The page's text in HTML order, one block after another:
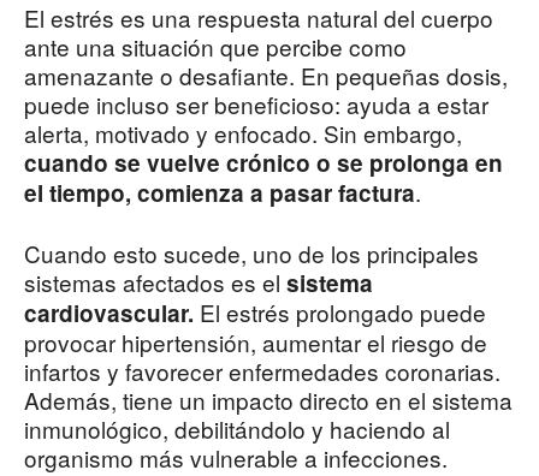
El estrés es una respuesta natural del cuerpo
ante una situación que percibe como
amenazante o desafiante. En pequeñas dosis,
puede incluso ser beneficioso: ayuda a estar
alerta, motivado y enfocado. Sin embargo,
cuando se vuelve crónico o se prolonga en
el tiempo, comienza a pasar factura.
Cuando esto sucede, uno de los principales
sistemas afectados es el sistema
cardiovascular. El estrés prolongado puede
provocar hipertensión, aumentar el riesgo de
infartos y favorecer enfermedades coronarias.
Además, tiene un impacto directo en el sistema
inmunológico, debilitándolo y haciendo al
organismo más vulnerable a infecciones.